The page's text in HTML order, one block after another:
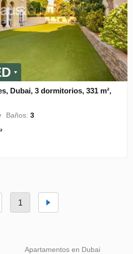
Dubai, 3 dormitorios, 331 m²,
Baños:3
1
Apartamentos en Dubai